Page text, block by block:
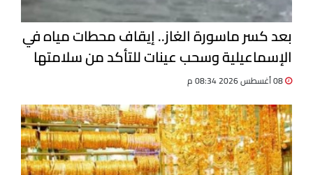
بعد كسر ماسورة الغاز.. إيقاف محطات مياه في
الإسماعيلية وسحب عينات للتأكد من سلامتها